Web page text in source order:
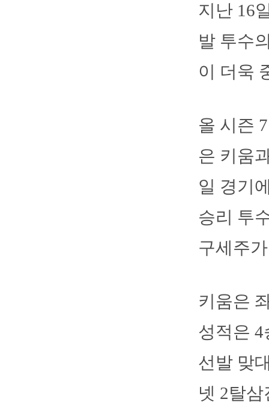
지난 16
발 투수
이 더욱
올 시즌
은 키움
일 경기
승리 투
구세주
키움은
성적은 4
선발 맞
넷 2탈